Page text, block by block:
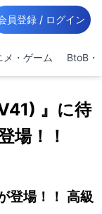
員登録 / ログイン
メ・ゲーム BtoB・
』に待
場！！
登場！！ 高級